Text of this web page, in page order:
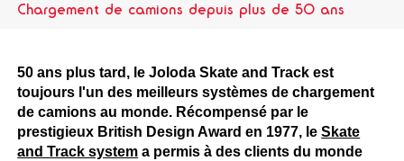
Chargement de camions depuis plus de 50 ans
50 ans plus tard, le Joloda Skate and Track est
toujours l'un des meilleurs systèmes de chargement
de camions au monde. Récompensé par le
prestigieux British Design Award en 1977, leSkate
and Track system a permis à des clients du monde